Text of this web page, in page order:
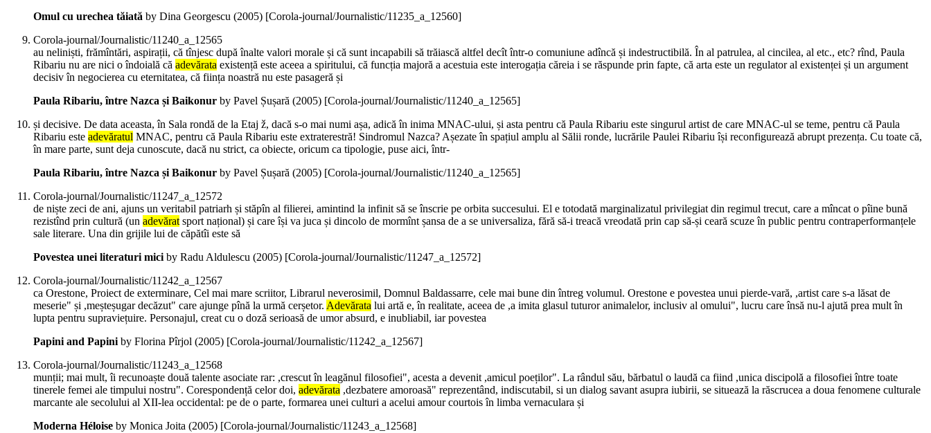
Omul cu urechea tăiată by Dina Georgescu (2005) [Corola-journal/Journalistic/11235_a_12560]
Corola-journal/Journalistic/11240_a_12565
au neliniști, frămîntări, aspirații, că tînjesc după înalte valori morale și că sunt incapabili să trăiască altfel decît într-o comuniune adîncă și indestructibilă. În al patrulea, al cincilea, al etc., etc? rînd, Paula
Ribariu nu are nici o îndoială că adevărata existență este aceea a spiritului, că funcția majoră a acestuia este interogația căreia i se răspunde prin fapte, că arta este un regulator al existenței și un argument
decisiv în negocierea cu eternitatea, că ființa noastră nu este pasageră și
Paula Ribariu, între Nazca și Baikonur by Pavel Șușară (2005) [Corola-journal/Journalistic/11240_a_12565]
și decisive. De data aceasta, în Sala rondă de la Etaj ž, dacă s-o mai numi așa, adică în inima MNAC-ului, și asta pentru că Paula Ribariu este singurul artist de care MNAC-ul se teme, pentru că Paula
Ribariu este adevăratul MNAC, pentru că Paula Ribariu este extraterestră! Sindromul Nazca? Așezate în spațiul amplu al Sălii ronde, lucrările Paulei Ribariu își reconfigurează abrupt prezența. Cu toate că,
în mare parte, sunt deja cunoscute, dacă nu strict, ca obiecte, oricum ca tipologie, puse aici, într-
Paula Ribariu, între Nazca și Baikonur by Pavel Șușară (2005) [Corola-journal/Journalistic/11240_a_12565]
Corola-journal/Journalistic/11247_a_12572
de niște zeci de ani, ajuns un veritabil patriarh și stăpîn al filierei, amintind la infinit să se înscrie pe orbita succesului. El e totodată marginalizatul privilegiat din regimul trecut, care a mîncat o pîine bună
rezistînd prin cultură (un adevăratsport național) și care își va juca și dincolo de mormînt șansa de a se universaliza, fără să-i treacă vreodată prin cap să-și ceară scuze în public pentru contraperformanțele
sale literare. Una din grijile lui de căpătîi este să
Povestea unei literaturi miciby Radu Aldulescu (2005) [Corola-journal/Journalistic/11247_a_12572]
Corola-journal/Journalistic/11242_a_12567
ca Orestone, Proiect de exterminare, Cel mai mare scriitor, Librarul neverosimil, Domnul Baldassarre, cele mai bune din întreg volumul. Orestone e povestea unui pierde-vară, ,artist care s-a lăsat de
meserie" și ,meșteșugar decăzut" care ajunge pînă la urmă cerșetor. Adevărata lui artă e, în realitate, aceea de ,a imita glasul tuturor animalelor, inclusiv al omului", lucru care însă nu-l ajută prea mult în
lupta pentru supraviețuire. Personajul, creat cu o doză serioasă de umor absurd, e inubliabil, iar povestea
Papini and Papiniby Florina Pîrjol (2005) [Corola-journal/Journalistic/11242_a_12567]
Corola-journal/Journalistic/11243_a_12568
munții; mai mult, îi recunoaște două talente asociate rar: ,crescut în leagănul filosofiei", acesta a devenit ,amicul poeților". La rândul său, bărbatul o laudă ca fiind ,unica discipolă a filosofiei între toate
tinerele femei ale timpului nostru". Corespondență celor doi, adevărata ,dezbatere amoroasă" reprezentând, indiscutabil, si un dialog savant asupra iubirii, se situează la răscrucea a doua fenomene culturale
marcante ale secolului al XII-lea occidental: pe de o parte, formarea unei culturi a acelui amour courtois în limba vernaculara și
Moderna Héloise by Monica Joita (2005) [Corola-journal/Journalistic/11243_a_12568]